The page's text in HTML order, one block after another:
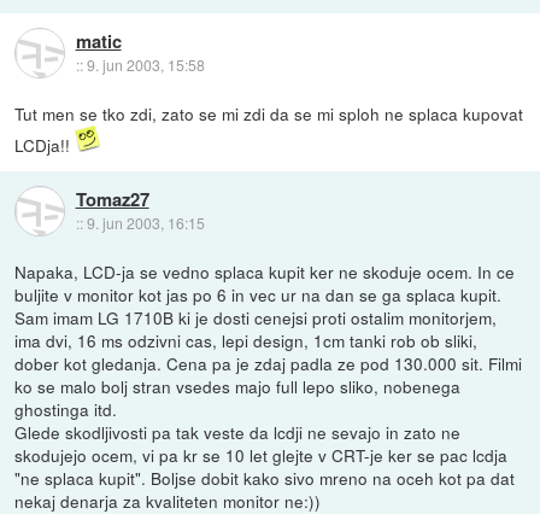
matic
::9. jun 2003, 15:58
Tut men se tko zdi, zato se mi zdi da se mi sploh ne splaca kupovat
LCDja!!
Tomaz27
::9. jun 2003, 16:15
Napaka, LCD-ja se vedno splaca kupit ker ne skoduje ocem. In ce
buljite v monitor kot jas po 6 in vec ur na dan se ga splaca kupit.
Sam imam LG 1710B ki je dosti cenejsi proti ostalim monitorjem,
ima dvi, 16 ms odzivni cas, lepi design, 1cm tanki rob ob sliki,
dober kot gledanja. Cena pa je zdaj padla ze pod 130.000 sit. Filmi
ko se malo bolj stran vsedes majo full lepo sliko, nobenega
ghostinga itd.
Glede skodljivosti pa tak veste da lcdji ne sevajo in zato ne
skodujejo ocem, vi pa kr se 10 let glejte v CRT-je ker se pac lcdja
"ne splaca kupit". Boljse dobit kako sivo mreno na oceh kot pa dat
nekaj denarja za kvaliteten monitor ne:))